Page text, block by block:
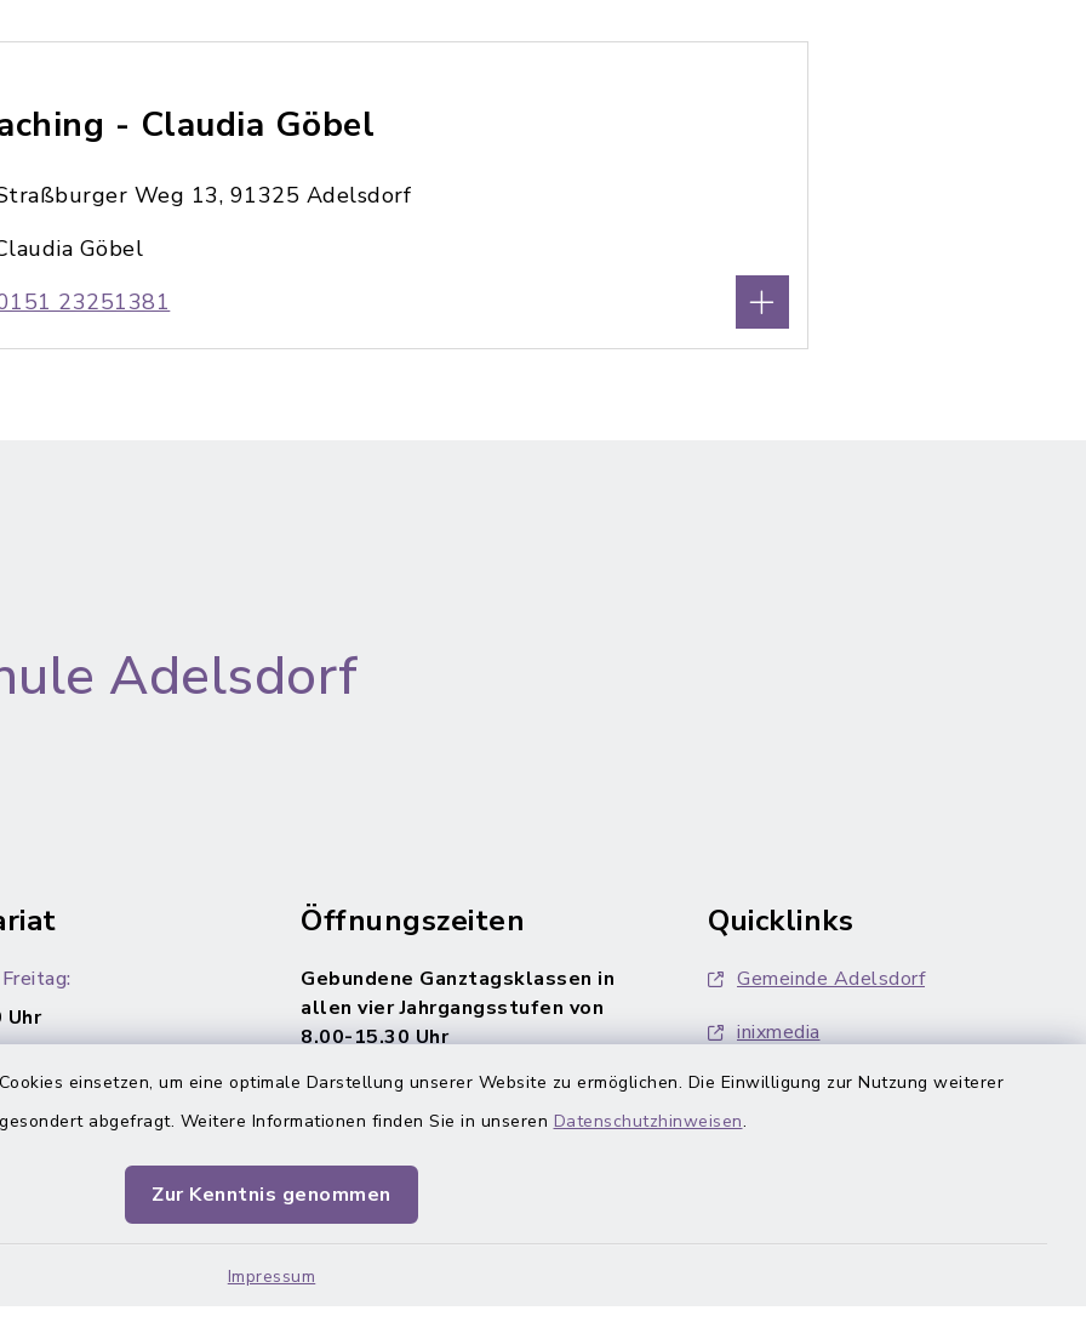
einsetzen, um eine optimale Darstellung unserer Website zu ermöglichen. Die Einwilligung zur Nutzung weiterer
abgefragt. Weitere Informationen finden Sie in unseren Datenschutzhinweisen.
Zur Kenntnis genommen
Impressum
- Claudia Göbel
Weg 13, 91325 Adelsdorf
Göbel
23251381
Adelsdorf
Uhr
Öffnungszeiten
Gebundene Ganztagsklassen in
allen vier Jahrgangsstufen von
8.00-15.30 Uhr
Quicklinks
Gemeinde Adelsdorf
inixmedia